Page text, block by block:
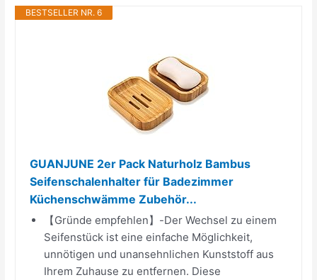
BESTSELLER NR. 6
GUANJUNE 2er Pack Naturholz Bambus
Seifenschalenhalter für Badezimmer
Küchenschwämme Zubehör...
【Gründe empfehlen】-Der Wechsel zu einem
Seifenstück ist eine einfache Möglichkeit,
unnötigen und unansehnlichen Kunststoff aus
Ihrem Zuhause zu entfernen. Diese